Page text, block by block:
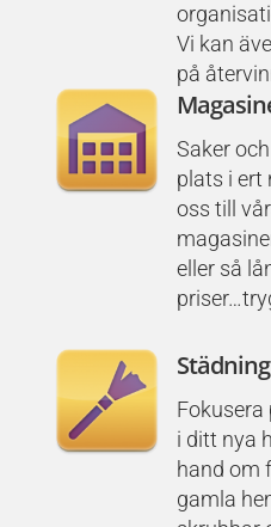
Vi kan
på
Saker
plats i ert
oss till
eller så
Städning
i ditt nya
hand om
gamla